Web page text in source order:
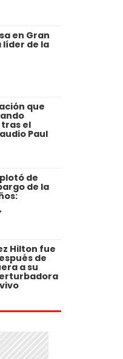
en Gran
líder de la
que
tras el
Paul
de
de la
Hilton fue
de
a su